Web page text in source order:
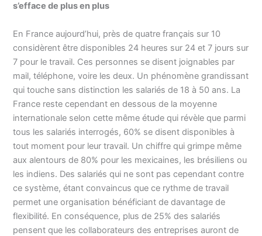
s’efface de plus en plus
En France aujourd’hui, près de quatre français sur 10
considèrent être disponibles 24 heures sur 24 et 7 jours sur
7 pour le travail. Ces personnes se disent joignables par
mail, téléphone, voire les deux. Un phénomène grandissant
qui touche sans distinction les salariés de 18 à 50 ans. La
France reste cependant en dessous de la moyenne
internationale selon cette même étude qui révèle que parmi
tous les salariés interrogés, 60% se disent disponibles à
tout moment pour leur travail. Un chiffre qui grimpe même
aux alentours de 80% pour les mexicaines, les brésiliens ou
les indiens. Des salariés qui ne sont pas cependant contre
ce système, étant convaincus que ce rythme de travail
permet une organisation bénéficiant de davantage de
flexibilité. En conséquence, plus de 25% des salariés
pensent que les collaborateurs des entreprises auront de